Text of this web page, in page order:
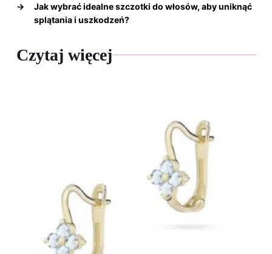
→
Jak wybrać idealne szczotki do włosów, aby uniknąć
splątania i uszkodzeń?
Czytaj więcej